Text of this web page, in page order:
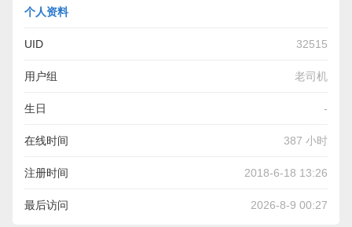
个人资料
UID 32515
用户组 老司机
生日 -
在线时间 387 小时
注册时间 2018-6-18 13:26
最后访问 2026-8-9 00:27